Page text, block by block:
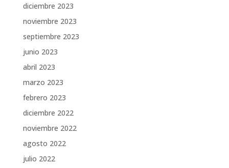
diciembre 2023
noviembre 2023
septiembre 2023
junio 2023
abril 2023
marzo 2023
febrero 2023
diciembre 2022
noviembre 2022
agosto 2022
julio 2022